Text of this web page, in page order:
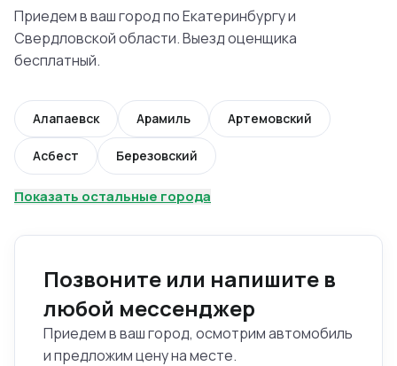
Приедем в ваш город по Екатеринбургу и
Свердловской области. Выезд оценщика
бесплатный.
Алапаевск Арамиль Артемовский
Асбест Березовский
Показать остальные города
Позвоните или напишите в
любой мессенджер
Приедем в ваш город, осмотрим автомобиль
и предложим цену на месте.